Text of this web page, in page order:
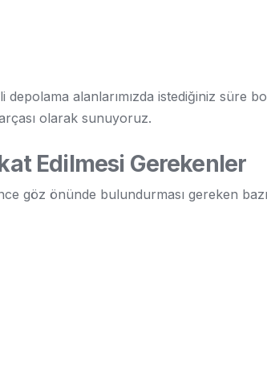
depolama alanlarımızda istediğiniz süre
olarak sunuyoruz.
Edilmesi Gerekenler
göz önünde bulundurması gereken